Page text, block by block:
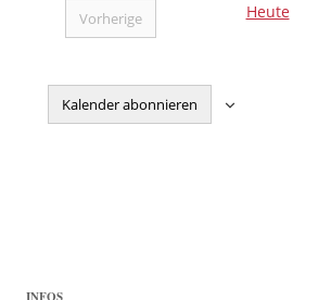
Vorherige
Veranstaltungen
Heute
Kalender abonnieren